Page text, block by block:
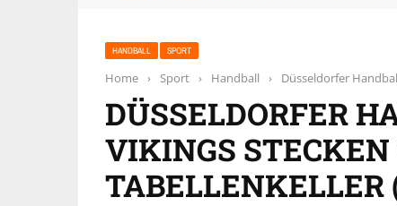
HANDBALL SPORT
Home › Sport › Handball › Düsseldorfer
DÜSSELDORFER
VIKINGS
TABELLENKELLER